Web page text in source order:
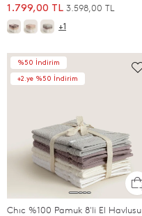
1.799,00 TL 3.598,00 TL
+1
%50 İndirim
+2.ye %50 İndirim
Chıc %100 Pamuk 8'li El Havlusu